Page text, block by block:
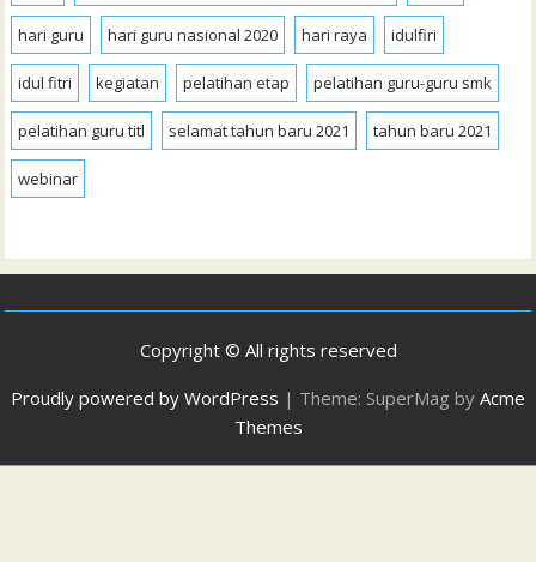
hari guru hari guru nasional 2020 hari raya idulfiri
idul fitri kegiatan pelatihan etap pelatihan guru-guru smk
pelatihan guru titl selamat tahun baru 2021 tahun baru 2021
webinar
Copyright © All rights reserved
Proudly powered by WordPress | Theme: SuperMag by Acme
Themes